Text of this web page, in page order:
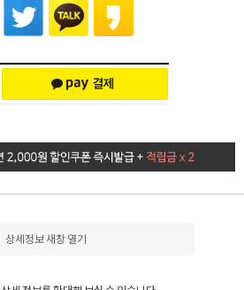
상세정보 새창 열기